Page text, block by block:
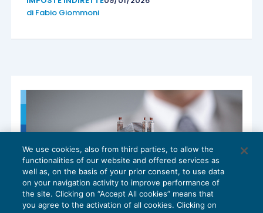
di Fabio Giommoni
We use cookies, also from third parties, to allow the
functionalities of our website and offered services as
well as, on the basis of your prior consent, to use data
on your navigation activity to improve performance of
the site. Clicking on “Accept All cookies” means that
you agree to the activation of all cookies. Clicking on